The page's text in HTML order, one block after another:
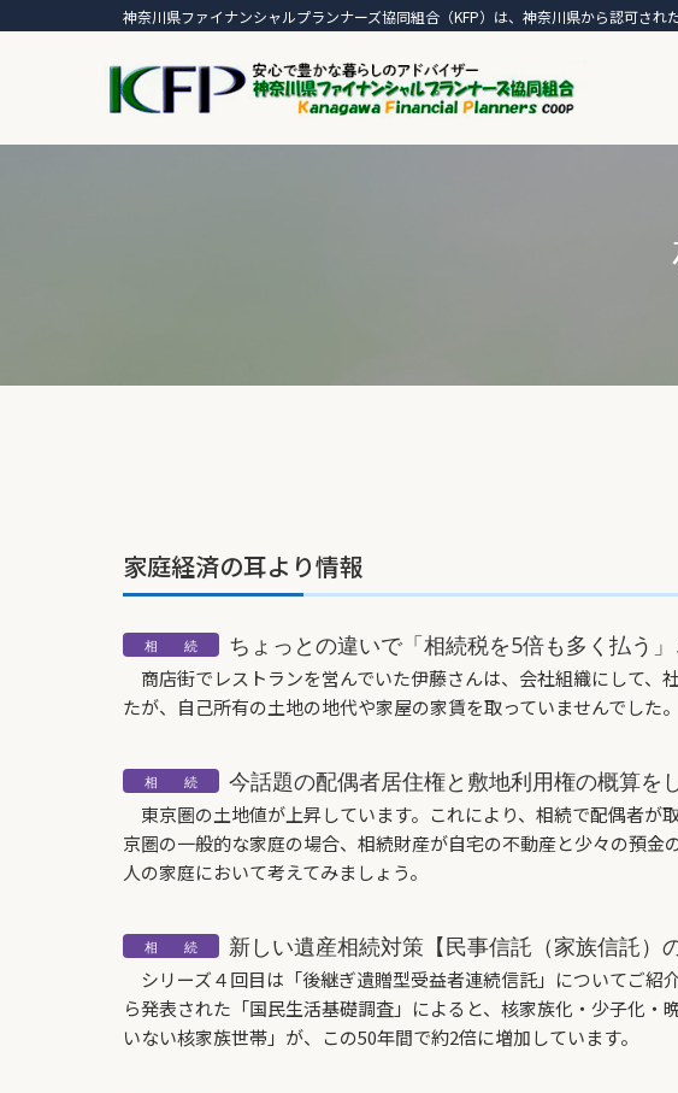
神奈川県ファイナンシャルプランナーズ協同組合（KFP）は、神奈川県から認可され
家庭経済の耳より情報
ちょっとの違いで「相続税を5倍も多く払う
商店街でレストランを営んでいた伊藤さんは、会社組織にして、
たが、自己所有の土地の地代や家屋の家賃を取っていませんでした。
今話題の配偶者居住権と敷地利用権の概算を
東京圏の土地値が上昇しています。これにより、相続で配偶者が
京圏の一般的な家庭の場合、相続財産が自宅の不動産と少々の預金
人の家庭において考えてみましょう。
新しい遺産相続対策【民事信託（家族信託）
シリーズ４回目は「後継ぎ遺贈型受益者連続信託」についてご紹
ら発表された「国民生活基礎調査」によると、核家族化・少子化
いない核家族世帯」が、この50年間で約2倍に増加しています。